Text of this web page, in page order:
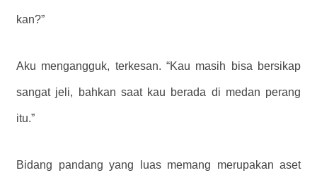
kan?”
Aku mengangguk, terkesan. “Kau masih bisa bersikap
sangat jeli, bahkan saat kau berada di medan perang
itu.”
Bidang pandang yang luas memang merupakan aset